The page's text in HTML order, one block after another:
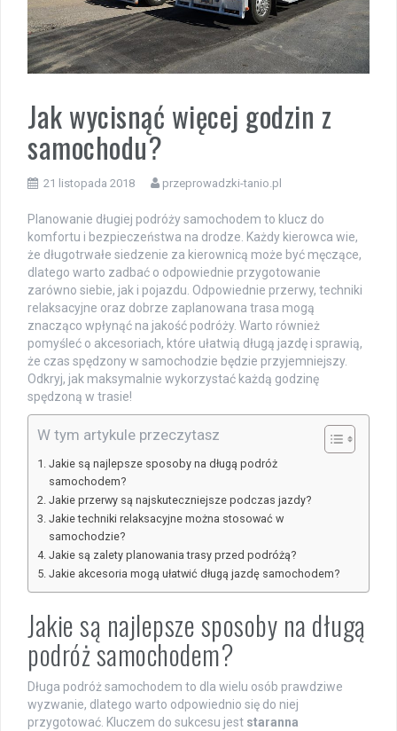
Jak wycisnąć więcej godzin z
samochodu?
21 listopada 2018 przeprowadzki-tanio.pl
Planowanie długiej podróży samochodem to klucz do
komfortu i bezpieczeństwa na drodze. Każdy kierowca wie,
że długotrwałe siedzenie za kierownicą może być męczące,
dlatego warto zadbać o odpowiednie przygotowanie
zarówno siebie, jak i pojazdu. Odpowiednie przerwy, techniki
relaksacyjne oraz dobrze zaplanowana trasa mogą
znacząco wpłynąć na jakość podróży. Warto również
pomyśleć o akcesoriach, które ułatwią długą jazdę i sprawią,
że czas spędzony w samochodzie będzie przyjemniejszy.
Odkryj, jak maksymalnie wykorzystać każdą godzinę
spędzoną w trasie!
W tym artykule przeczytasz
Jakie są najlepsze sposoby na długą podróż
samochodem?
Jakie przerwy są najskuteczniejsze podczas jazdy?
Jakie techniki relaksacyjne można stosować w
samochodzie?
Jakie są zalety planowania trasy przed podróżą?
Jakie akcesoria mogą ułatwić długą jazdę samochodem?
Jakie są najlepsze sposoby na długą
podróż samochodem?
Długa podróż samochodem to dla wielu osób prawdziwe
wyzwanie, dlatego warto odpowiednio się do niej
przygotować. Kluczem do sukcesu jest staranna